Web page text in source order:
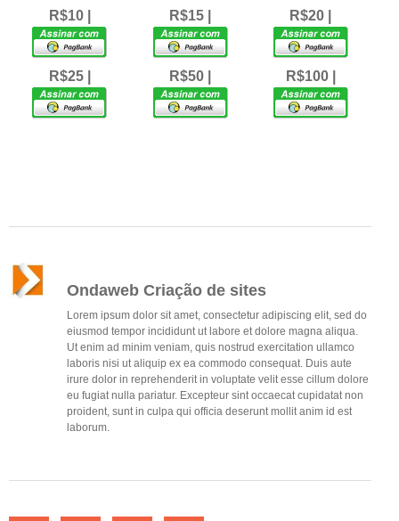
R$10 | R$15 | R$20 |
R$25 | R$50 | R$100 |
Ondaweb Criação de sites
Lorem ipsum dolor sit amet, consectetur adipiscing elit, sed do
eiusmod tempor incididunt ut labore et dolore magna aliqua.
Ut enim ad minim veniam, quis nostrud exercitation ullamco
laboris nisi ut aliquip ex ea commodo consequat. Duis aute
irure dolor in reprehenderit in voluptate velit esse cillum dolore
eu fugiat nulla pariatur. Excepteur sint occaecat cupidatat non
proident, sunt in culpa qui officia deserunt mollit anim id est
laborum.